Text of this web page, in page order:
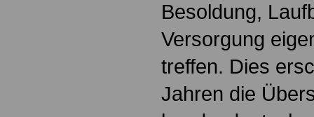
Besoldung,
Versorgung
treffen. Dies
Jahren die